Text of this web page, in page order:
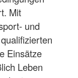
Mit
und
Einsätze
Leben